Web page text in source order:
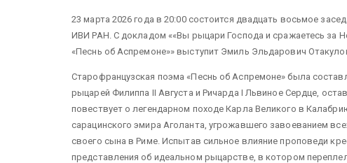
23 марта 2026 года в 20:00 состоится двадцать восьмое
ИВИ РАН. С докладом ««Вы рыцари Господа и сражаетесь за
«Песнь об Аспремоне»» выступит Эмиль Эльдарович
Старофранцузская поэма «Песнь об Аспремоне» была
рыцарей Филиппа II Августа и Ричарда I Львиное Сердце,
повествует о легендарном походе Карла Великого в
сарацинского эмира Аголанта, угрожавшего завоеванием
своего сына в Риме. Испытав сильное влияние проповеди
представления об идеальном рыцарстве, в котором